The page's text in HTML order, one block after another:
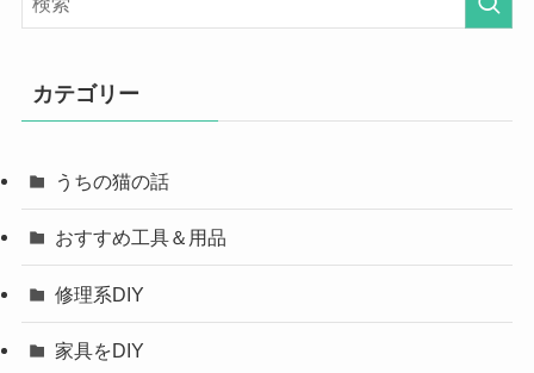
カテゴリー
うちの猫の話
おすすめ工具＆用品
修理系DIY
家具をDIY